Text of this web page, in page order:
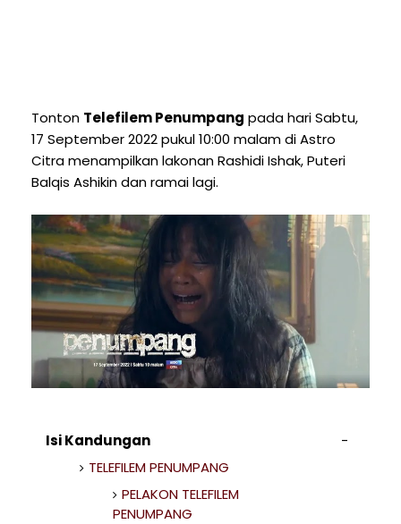
Tonton Telefilem Penumpang pada hari Sabtu,
17 September 2022 pukul 10:00 malam di Astro
Citra menampilkan lakonan Rashidi Ishak, Puteri
Balqis Ashikin dan ramai lagi.
Isi Kandungan
TELEFILEM PENUMPANG
PELAKON TELEFILEM
PENUMPANG